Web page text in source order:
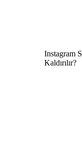
Instagram
Kaldırılır?